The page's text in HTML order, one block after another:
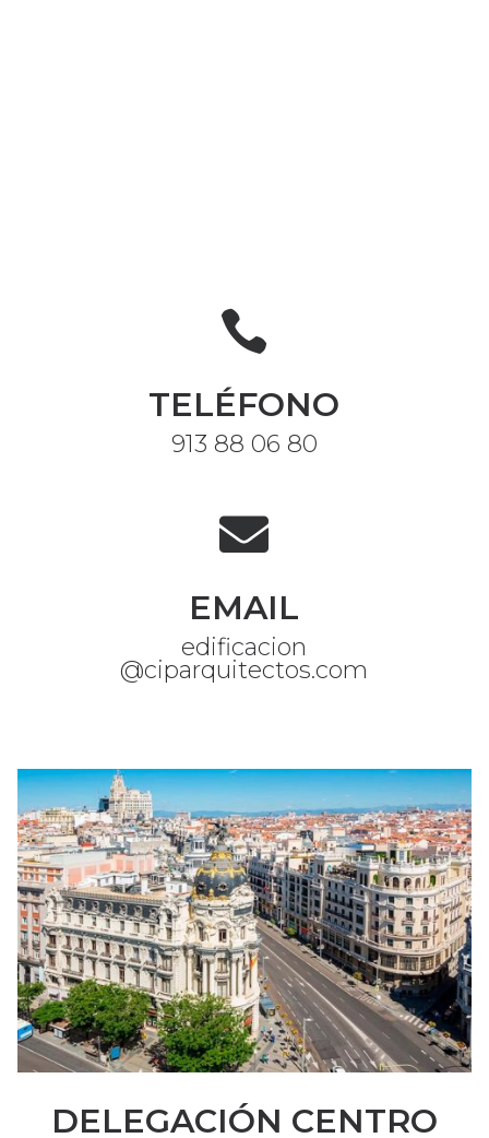

TELÉFONO
913 88 06 80

EMAIL
edificacion
@ciparquitectos.com
DELEGACIÓN CENTRO